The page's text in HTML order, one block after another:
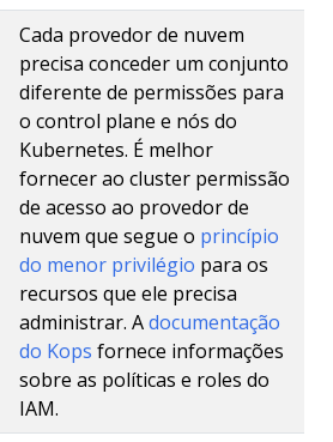
Cada provedor de nuvem
precisa conceder um conjunto
diferente de permissões para
o control plane e nós do
Kubernetes. É melhor
fornecer ao cluster permissão
de acesso ao provedor de
nuvem que segue o princípio
do menor privilégio para os
recursos que ele precisa
administrar. Adocumentação
do Kops fornece informações
sobre as políticas e roles do
IAM.